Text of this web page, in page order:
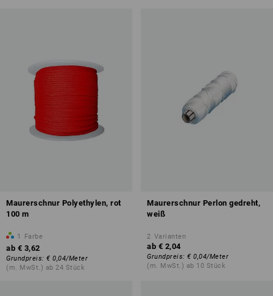
Maurerschnur Polyethylen, rot
100 m
1 Farbe
ab € 3,62
Grundpreis: € 0,04/Meter
(m. MwSt.) ab 24 Stück
Maurerschnur Perlon gedreht,
weiß
2 Varianten
ab € 2,04
Grundpreis: € 0,04/Meter
(m. MwSt.) ab 10 Stück